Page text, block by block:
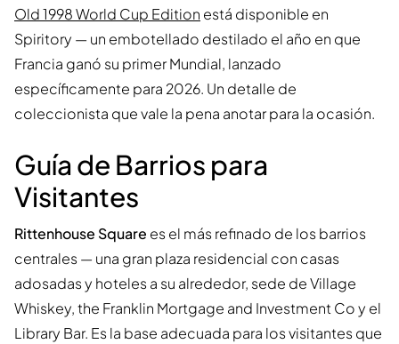
Old 1998 World Cup Edition está disponible en
Spiritory — un embotellado destilado el año en que
Francia ganó su primer Mundial, lanzado
específicamente para 2026. Un detalle de
coleccionista que vale la pena anotar para la ocasión.
Guía de Barrios para
Visitantes
Rittenhouse Square es el más refinado de los barrios
centrales — una gran plaza residencial con casas
adosadas y hoteles a su alrededor, sede de Village
Whiskey, the Franklin Mortgage and Investment Co y el
Library Bar. Es la base adecuada para los visitantes que